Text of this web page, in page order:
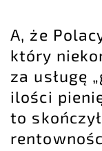
A, że
który
za usługę
ilości
to